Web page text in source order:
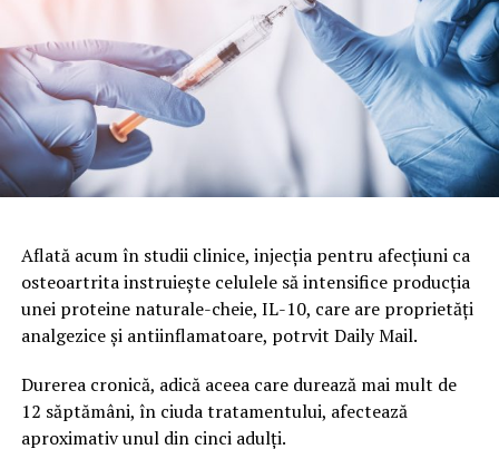
Aflată acum în studii clinice, injecția pentru afecțiuni ca
osteoartrita instruiește celulele să intensifice producția
unei proteine ​​naturale-cheie, IL-10, care are proprietăți
analgezice și antiinflamatoare, potrvit Daily Mail.
Durerea cronică, adică aceea care durează mai mult de
12 săptămâni, în ciuda tratamentului, afectează
aproximativ unul din cinci adulți.